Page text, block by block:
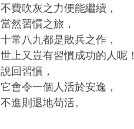
不費吹灰之力便能繼續，
當然習慣之旅，
十常八九都是敗兵之作，
世上又豈有習慣成功的人呢！
說回習慣，
它會令一個人活於安逸，
不進則退地苟活。